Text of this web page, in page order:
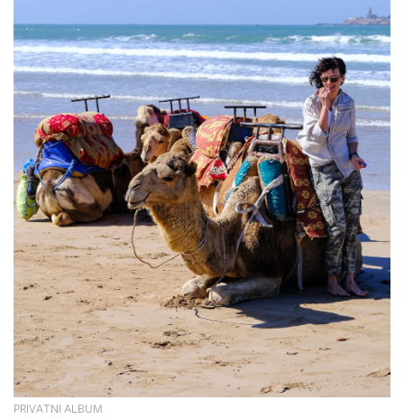
PRIVATNI ALBUM